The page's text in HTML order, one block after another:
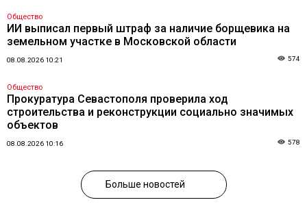
Общество
ИИ выписал первый штраф за наличие борщевика на
земельном участке в Московской области
08.08.2026 10:21 574
Общество
Прокуратура Севастополя проверила ход
строительства и реконструкции социально значимых
объектов
08.08.2026 10:16 578
Больше новостей